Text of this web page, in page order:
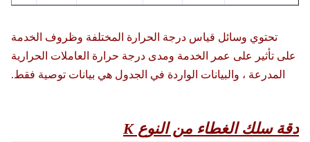
تحتوي وسائل قياس درجة الحرارة المختلفة وظروف الخدمة
على تأثير على عمر الخدمة ومدى درجة حرارة العاملات الحرارية
المدرعة ، والبيانات الواردة في الجدول هي بيانات توصية فقط.
دقة سلك الغطاء من النوع K